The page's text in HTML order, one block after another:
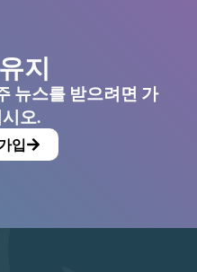
지
뉴스를 받으려면 가
오.
입